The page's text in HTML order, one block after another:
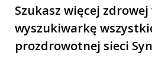
Szukasz więcej
wyszukiwarkę
prozdrowotnej sieci